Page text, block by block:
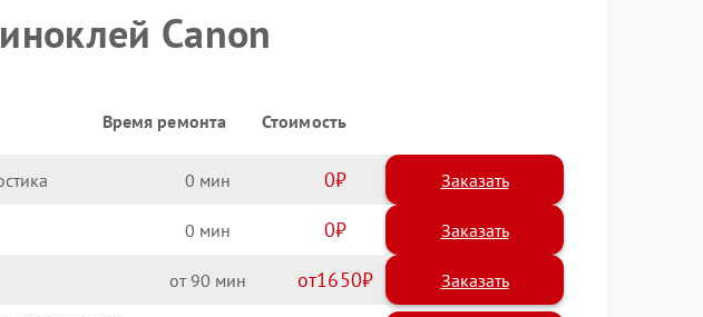
Canon
Время ремонта Стоимость
0 0 Заказать
0 0 Заказать
90 1650